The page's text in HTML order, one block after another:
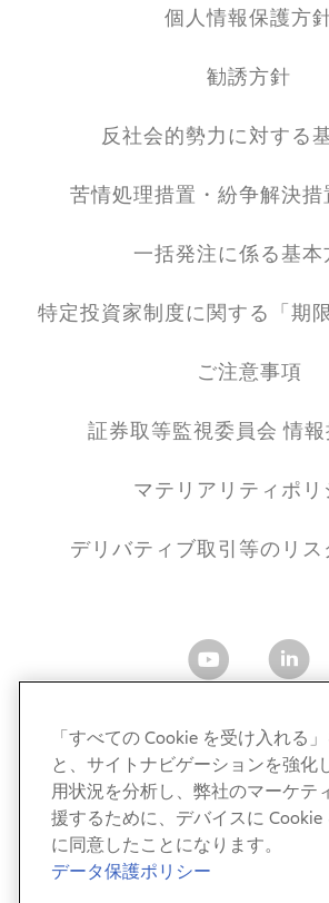
個人情報保護方
勧誘方針
反社会的勢力に対する
苦情処理措置・紛争解決措
一括発注に係る基本
特定投資家制度に関する「期
ご注意事項
証券取等監視委員会 情報
マテリアリティポリ
デリバティブ取引等のリ
アリアンツ・グローバル・インベスタ
会社
金融商品取引業者 関東財務局長（
加入協会：一般社団法人 資産運用業
「すべての Cookie を受け入れる
と、サイトナビゲーションを強化
用状況を分析し、弊社のマーケテ
援するために、デバイスに Cookie
に同意したことになります。
データ保護ポリシー